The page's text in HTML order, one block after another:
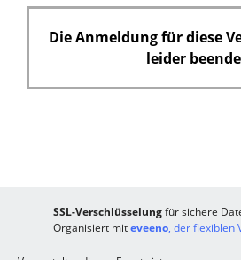
Die Anmeldung für diese
leider
SSL-Verschlüsselungfür sichere
Organisiert miteveeno, der flexiblen